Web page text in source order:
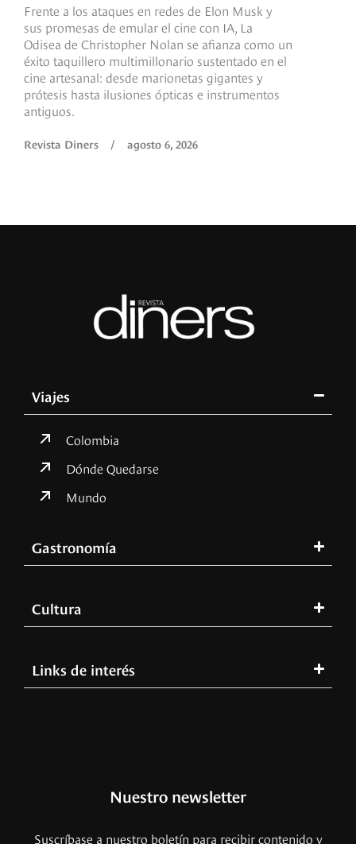
Frente a los ataques en redes de Elon Musk y
sus promesas de emular el cine con IA, La
Odisea de Christopher Nolan se afianza como un
éxito taquillero multimillonario sustentado en el
cine artesanal: desde marionetas gigantes y
prótesis hasta ilusiones ópticas e instrumentos
antiguos.
Revista Diners / agosto 6, 2026
Viajes
Colombia
Dónde Quedarse
Mundo
Gastronomía
Cultura
Links de interés
Nuestro newsletter
Suscríbase a nuestro boletín para recibir contenido y